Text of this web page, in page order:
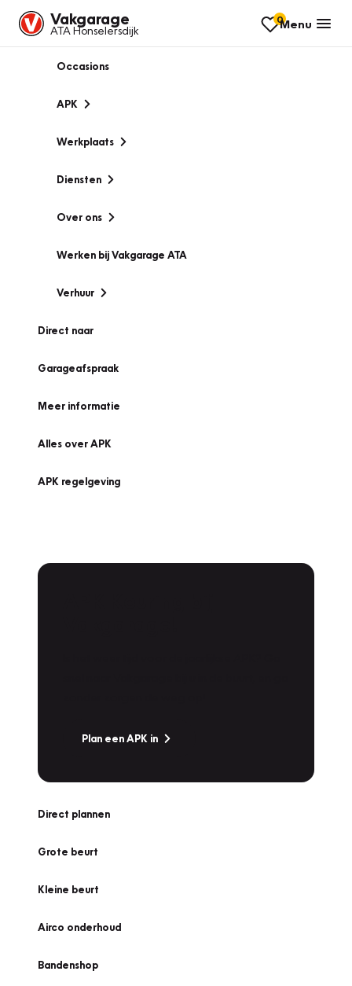
Vakgarage
ATA Honselersdijk
0Menu
Occasions
APK
Werkplaats
Diensten
Over ons
Werken bij Vakgarage ATA
Verhuur
Direct naar
Garageafspraak
Meer informatie
Alles over APK
APK regelgeving
Plan een APK in
Direct plannen
Grote beurt
Kleine beurt
Airco onderhoud
Bandenshop